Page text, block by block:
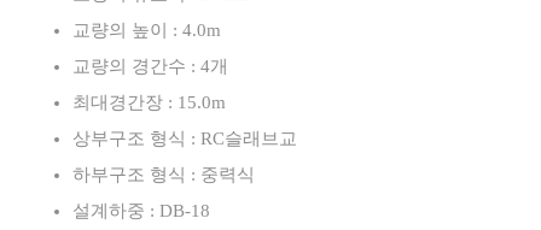
교량의 높이 : 4.0m
교량의 경간수 : 4개
최대경간장 : 15.0m
상부구조 형식 : RC슬래브교
하부구조 형식 : 중력식
설계하중 : DB-18